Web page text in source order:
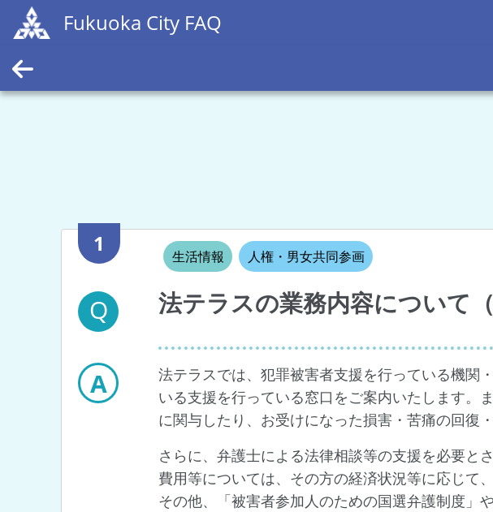
Fukuoka City FAQ
1 生活情報 人権・男女共同参画
Q 法テラスの業務内容について
A
法テラスでは、犯罪被害者支援を行っている機関
いる支援を行っている窓口をご案内いたします。
に関与したり、お受けになった損害・苦痛の回復
さらに、弁護士による法律相談等の支援を必要と
費用等については、その方の経済状況等に応じて
その他、「被害者参加人のための国選弁護制度」